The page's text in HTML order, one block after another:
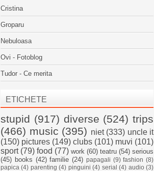
Cristina
Groparu
Nebuloasa
Ovi - Fotoblog
Tudor - Ce merita
ETICHETE
stupid (917) diverse (524) trips
(466) music (395) niet (333) uncle it
(150) pictures (149) clubs (101) muvi (101)
sport (79) food (77) work (60) teatru (54) serious
(45) books (42) familie (24) papagali (9) fashion (8)
papica (4) parenting (4) pinguini (4) serial (4) audio (3)